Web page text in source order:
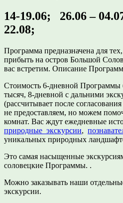
14-19.06; 26.06 –
22.08;
Программа предназначена для
прибыть на остров Большой
вас встретим. Описание
Стоимость 6-дневной
тысяч, 8-дневной с дальними
(рассчитывает после
не предоставляем, но можем
комнат. Вас ждут ежедневные
природные экскурсии,
уникальных природных
Это самая насыщенные
соловецкие Программы. .
Можно заказывать наши
экскурсии.